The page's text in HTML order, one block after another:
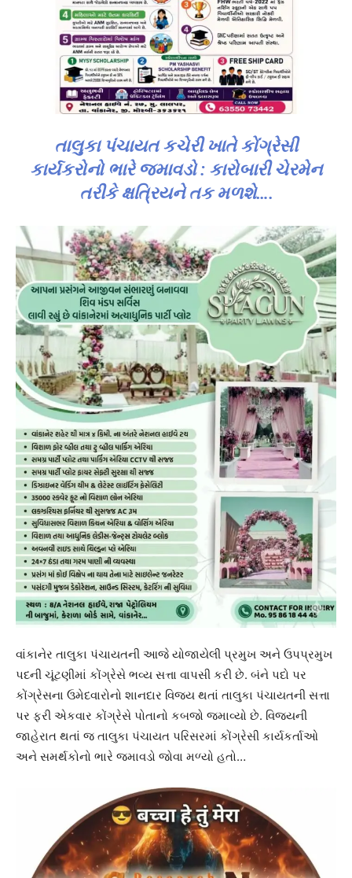
તાલુકા પંચાયત કચેરી ખાતે કોંગ્રેસી
કાર્યકરોનો ભારે જમાવડો : કારોબારી ચેરમેન
તરીકે ક્ષત્રિયને તક મળશે….
વાંકાનેર તાલુકા પંચાયતની આજે યોજાયેલી પ્રમુખ અને ઉપપ્રમુખ
પદની ચૂંટણીમાં કોંગ્રેસે ભવ્ય સત્તા વાપસી કરી છે. બંને પદો પર
કોંગ્રેસના ઉમેદવારોનો શાનદાર વિજય થતાં તાલુકા પંચાયતની સત્તા
પર ફરી એકવાર કોંગ્રેસે પોતાનો કબજો જમાવ્યો છે. વિજયની
જાહેરાત થતાં જ તાલુકા પંચાયત પરિસરમાં કોંગ્રેસી કાર્યકર્તાઓ
અને સમર્થકોનો ભારે જમાવડો જોવા મળ્યો હતો…